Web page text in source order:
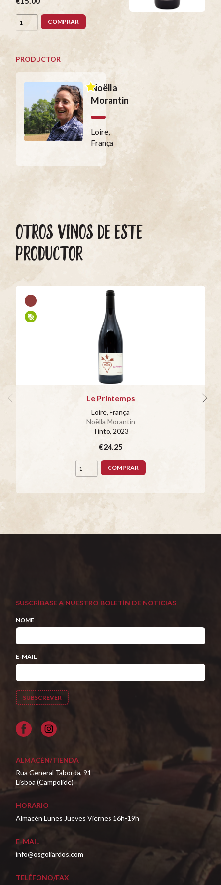
COMPRAR
PRODUCTOR
Noëlla
Morantin
Loire,
França
OTROS VINOS DE ESTE
PRODUCTOR
Le Printemps
Loire, França
Noëlla Morantin
Tinto, 2023
€24.25
COMPRAR
SUSCRÍBASE A NUESTRO BOLETÍN DE NOTICIAS
NOME
E-MAIL
Facebook
ALMACÉN/TIENDA
Rua General Taborda, 91
Lisboa (Campolide)
HORARIO
Almacén Lunes Jueves Viernes 16h-19h
E-MAIL
info@osgoliardos.com
TELÉFONO/FAX